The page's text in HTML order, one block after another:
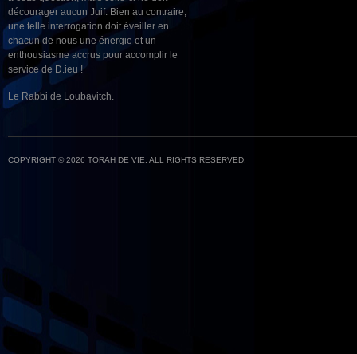
décourager aucun Juif. Bien au contraire,
une telle interrogation doit éveiller en
chacun de nous une énergie et un
enthousiasme accrus pour accomplir le
service de D.ieu !
Le Rabbi de Loubavitch.
COPYRIGHT © 2026 TORAH DE VIE. ALL RIGHTS RESERVED.